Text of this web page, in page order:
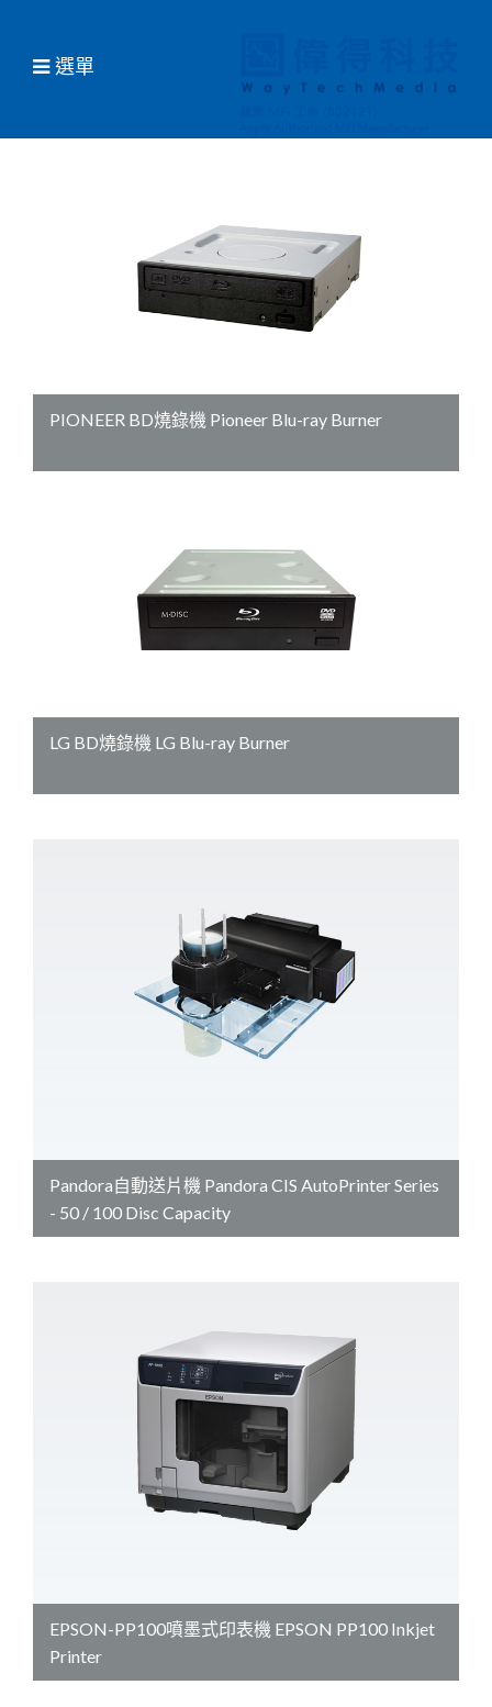
選單
PIONEER BD燒錄機 Pioneer Blu-ray Burner
LG BD燒錄機 LG Blu-ray Burner
Pandora自動送片機 Pandora CIS AutoPrinter Series
- 50 / 100 Disc Capacity
EPSON-PP100噴墨式印表機 EPSON PP100 Inkjet
Printer